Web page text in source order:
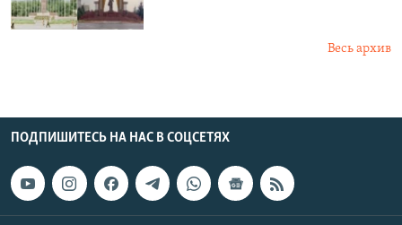
Весь архив
ПОДПИШИТЕСЬ НА НАС В СОЦСЕТЯХ